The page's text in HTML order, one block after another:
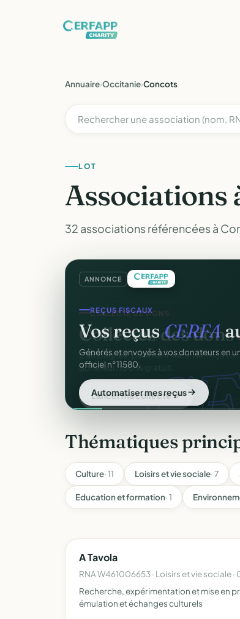
Annuaire›Occitanie›Concots
LOT
Associations
32 associations référencées à
ANNONCE
REÇUS FISCAUX
Vos reçusCERFA
Générés et envoyés à vos donateurs en
officiel n°11580.
Automatiser mes reçus
Thématiques
Culture· 11 Loisirs et vie sociale· 7
Education et formation· 1
A Tavola
RNA W461006653 · Loisirs et vie sociale ·
Recherche, expérimentation et mise en
émulation et échanges culturels